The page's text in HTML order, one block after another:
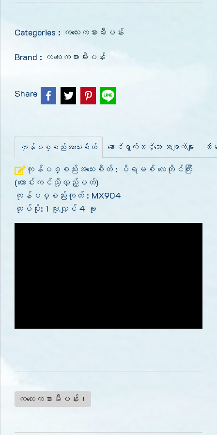
Categories : ကလေးကစားမီးပန်း
Brand : ကလေးကစားမီးပန်း
Share
ကုန်ပစ္စည်းအသေးစိတ် ဆောင်ရွက်သင့်သော အချက်များ ထိ
ကုန်ပစ္စည်းအသေးစိတ် : ပိရမစ် လေတိုင်ကြီး
(ကောင်းကင်သို့လှည့်ပတ်)
ကုန်ပစ္စည်းကုတ် : MX904
ထုပ်ပိုး: 1 ဗူးလျှင် 4 ခု
ကလေးကစားမီးပန်း၊